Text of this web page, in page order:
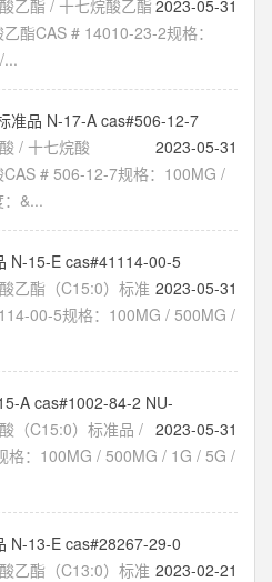
2023-05-31
乙酯 / 十七烷酸乙酯
酯CAS # 14010-23-2规格：
准品 N-17-A cas#506-12-7
2023-05-31
/ 十七烷酸
CAS # 506-12-7规格：100MG /
&...
N-15-E cas#41114-00-5
2023-05-31
乙酯（C15:0）标准
00-5规格：100MG / 500MG /
A cas#1002-84-2 NU-
2023-05-31
（C15:0）标准品 /
格：100MG / 500MG / 1G / 5G /
N-13-E cas#28267-29-0
2023-02-21
乙酯（C13:0）标准